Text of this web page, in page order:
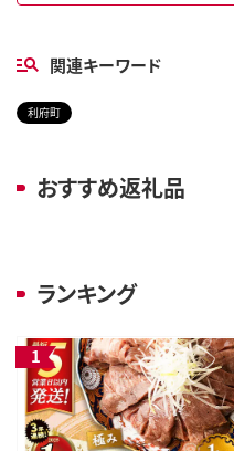
関連キーワード
利府町
おすすめ返礼品
ランキング